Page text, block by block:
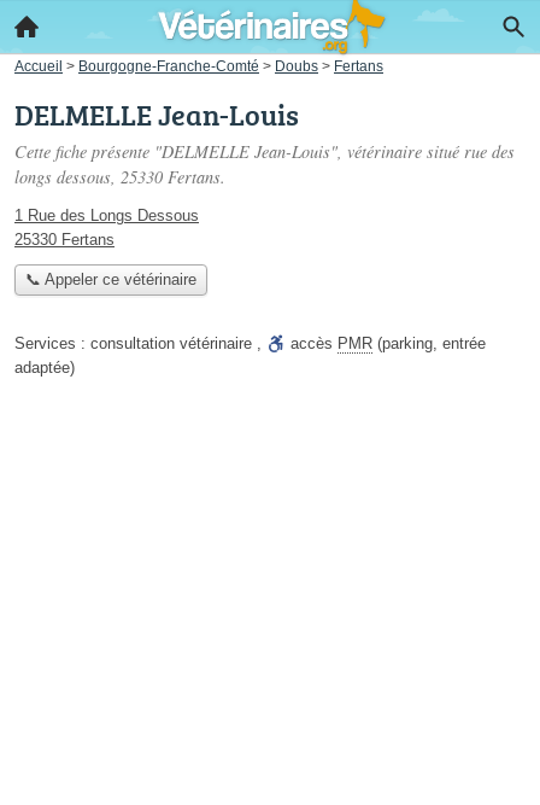
Accueil > Bourgogne-Franche-Comté > Doubs > Fertans
DELMELLE Jean-Louis
Cette fiche présente "DELMELLE Jean-Louis", vétérinaire situé rue des
longs dessous, 25330 Fertans.
1 Rue des Longs Dessous
25330 Fertans
📞 Appeler ce vétérinaire
Services : consultation vétérinaire , accès PMR (parking, entrée
adaptée)